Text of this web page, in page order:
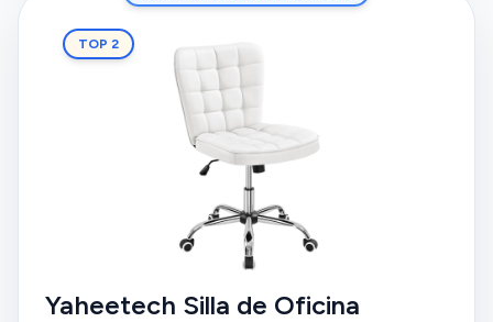
TOP 2
Yaheetech Silla de Oficina